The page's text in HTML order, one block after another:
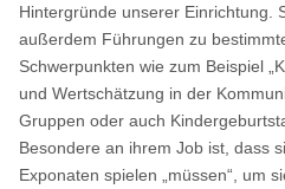
Hintergründe unserer Einrichtung.
außerdem Führungen zu
Schwerpunkten wie zum Beispiel
und Wertschätzung in der
Gruppen oder auch
Besondere an ihrem Job ist, dass
Exponaten spielen „müssen“, um